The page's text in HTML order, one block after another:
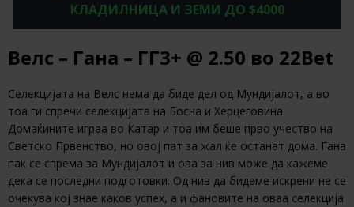
КЛАДИЛНИЦА И ЗЕМИ ДО $4000
Велс – Гана – ГГ3+ @ 2.50 во 22Bet
Селекцијата на Велс нема да биде дел од Мундијалот, а во
тоа ги спречи селекцијата на Босна и Херцеговина.
Домаќините играа во Катар и тоа им беше прво учество на
Светско Првенство, но овој пат за жал ќе останат дома. Гана
пак се спрема за Мундијалот и ова за нив може да кажеме
дека се последни подготовки. Од нив да бидеме искрени не се
очекува кој знае каков успех, а и фановите на оваа селекција